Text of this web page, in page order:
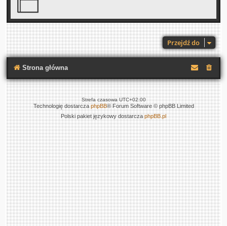
Przejdź do
Strona główna
Strefa czasowa UTC+02:00
Technologię dostarcza phpBB® Forum Software © phpBB Limited
Polski pakiet językowy dostarcza phpBB.pl